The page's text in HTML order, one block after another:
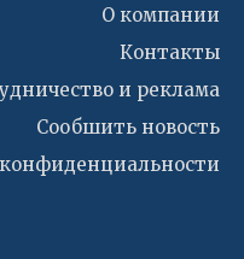
О компании
Контакты
и реклама
Сообшить новость